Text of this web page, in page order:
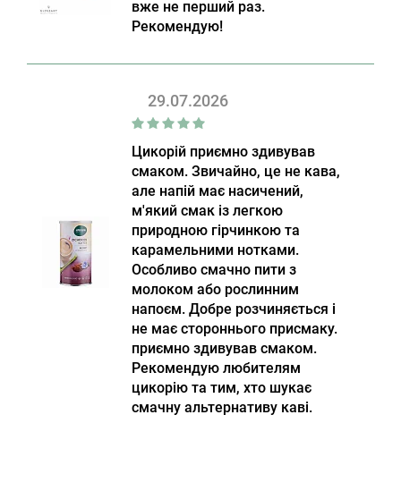
вже не перший раз.
Рекомендую!
29.07.2026
Цикорій приємно здивував
смаком. Звичайно, це не кава,
але напій має насичений,
м'який смак із легкою
природною гірчинкою та
карамельними нотками.
Особливо смачно пити з
молоком або рослинним
напоєм. Добре розчиняється і
не має стороннього присмаку.
приємно здивував смаком.
Рекомендую любителям
цикорію та тим, хто шукає
смачну альтернативу каві.